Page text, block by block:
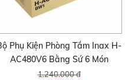
Phụ Kiện Phòng Tắm Inax H-
AC480V6 Bằng Sứ 6 Món
1.240.000 đ